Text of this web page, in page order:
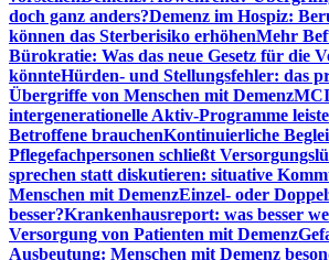
doch ganz anders?Demenz im Hospiz:
können das Sterberisiko erhöhenMehr
Bürokratie: Was das neue Gesetz für die
könnteHürden- und Stellungsfehler: das
Übergriffe von Menschen mit Demenz
intergenerationelle Aktiv-Programme
Betroffene brauchenKontinuierliche
Pflegefachpersonen schließt
sprechen statt diskutieren: situative
Menschen mit DemenzEinzel- oder
besser?Krankenhausreport: was besser
Versorgung von Patienten mit Demenz
Ausbeutung: Menschen mit Demenz